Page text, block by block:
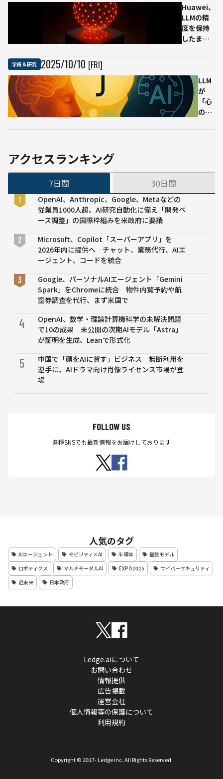
本能」
的ふる
まい
Huawei、
LLMの精
度を保持
したまま
新手法を
発表──
コンシュ
ーマー
学術＆研究 2025/10/10 [FRI]
LLM
が
「心
の中
──
の想
アクセスランキング
7日間 30日間
OpenAI、Anthropic、Google、Metaなどの
従業員1000人超、AI研究自動化に備え「開発ペ
ース調整」の国際枠組みを米政府に要請
Microsoft、Copilot「スーパーアプリ」を
2026年内に提供へ チャット、業務代行、AIエ
ージェント、コードを統合
Google、パーソナルAIエージェント「Gemini
Spark」をChromeに統合 物件内覧予約や航
空券調査を代行、まず米国で
4
OpenAI、数学・理論計算機科学の未解決問題
で10の成果 未公開の次期AIモデル「Astra」
が証明を生成、Leanで形式化
5
中国で「顔をAIに貸す」ビジネス 無断利用を
逆手に、AIドラマ向け肖像ライセンス市場が登
場
FOLLOW US
各種SNSでも最新情報をお届けしております
人気のタグ
AIエージェント モビリティ×AI 半導体
基盤モデル
ロボティクス
マルチモーダルAI EXPO2025
サイバーセキュリティ
近未来
日本政府
Ledge.aiについて
お問い合わせ
情報提供
広告掲載
運営会社
個人情報等の保護について
利用規約
Copyright © 2017- Ledge inc. All Rights Reserved.